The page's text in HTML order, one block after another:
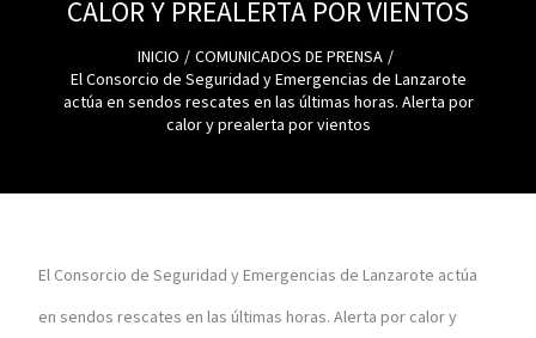
CALOR Y PREALERTA POR VIENTOS
INICIO
COMUNICADOS DE PRENSA
El Consorcio de Seguridad y Emergencias de Lanzarote
actúa en sendos rescates en las últimas horas. Alerta por
calor y prealerta por vientos
El Consorcio de Seguridad y Emergencias de Lanzarote actúa
en sendos rescates en las últimas horas. Alerta por calor y